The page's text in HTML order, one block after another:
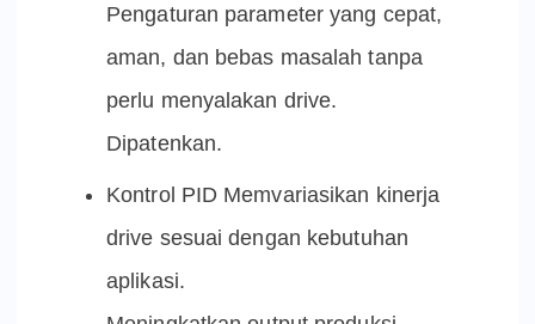
Pengaturan parameter yang cepat,
aman, dan bebas masalah tanpa
perlu menyalakan drive.
Dipatenkan.
Kontrol PID Memvariasikan kinerja
drive sesuai dengan kebutuhan
aplikasi.